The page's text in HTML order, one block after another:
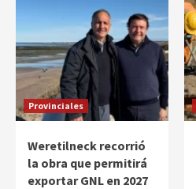
Provinciales
Weretilneck recorrió
la obra que permitirá
exportar GNL en 2027